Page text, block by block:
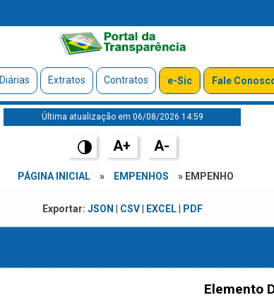
Diárias Extratos Contratos e-Sic Fale
Última atualização em 06/08/2026 14:59
A+ A-
PÁGINA INICIAL » EMPENHOS » EMPENHO
Exportar: JSON CSV| EXCEL| PDF
Elemento